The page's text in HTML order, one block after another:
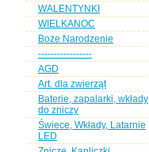
WALENTYNKI
WIELKANOC
Boże Narodzenie
-----------------
AGD
Art. dla zwierząt
Baterie, zapalarki, wkłady
do zniczy
Świece, Wkłady, Latarnie
LED